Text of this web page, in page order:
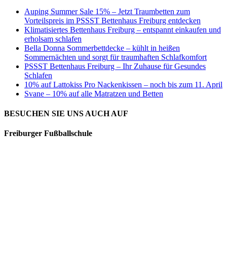
Auping Summer Sale 15% – Jetzt Traumbetten zum
Vorteilspreis im PSSST Bettenhaus Freiburg entdecken
Klimatisiertes Bettenhaus Freiburg – entspannt einkaufen und
erholsam schlafen
Bella Donna Sommerbettdecke – kühlt in heißen
Sommernächten und sorgt für traumhaften Schlafkomfort
PSSST Bettenhaus Freiburg – Ihr Zuhause für Gesundes
Schlafen
10% auf Lattokiss Pro Nackenkissen – noch bis zum 11. April
Svane – 10% auf alle Matratzen und Betten
BESUCHEN SIE UNS AUCH AUF
Freiburger Fußballschule